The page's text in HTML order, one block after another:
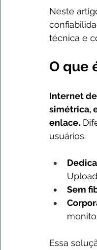
Neste
técnica e
O que
Internet
simétrica,
enlace.
usuários.
Sem
Essa